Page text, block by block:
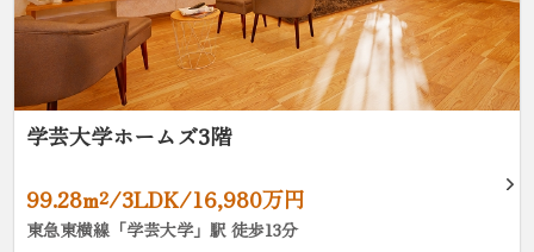
学芸大学ホームズ3階
99.28m²/3LDK/16,980万円
東急東横線「学芸大学」駅 徒歩13分